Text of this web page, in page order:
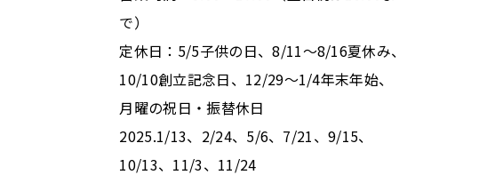
で）
定休日：5/5子供の日、8/11～8/16夏休み、
10/10創立記念日、12/29～1/4年末年始、
月曜の祝日・振替休日
2025.1/13、2/24、5/6、7/21、9/15、
10/13、11/3、11/24